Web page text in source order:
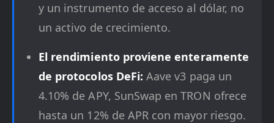
y un instrumento de acceso al dólar, no
un activo de crecimiento.
El rendimiento proviene enteramente
de protocolos DeFi: Aave v3 paga un
4.10% de APY, SunSwap en TRON ofrece
hasta un 12% de APR con mayor riesgo.